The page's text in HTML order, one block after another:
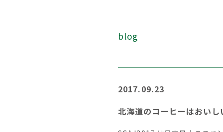
blog
2017.09.23
北海道のコーヒーはおい